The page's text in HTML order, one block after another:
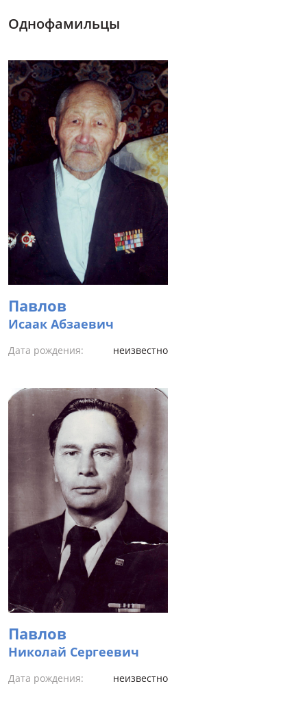
Однофамильцы
Павлов
Исаак Абзаевич
Дата рождения: неизвестно
Павлов
Николай Сергеевич
Дата рождения: неизвестно